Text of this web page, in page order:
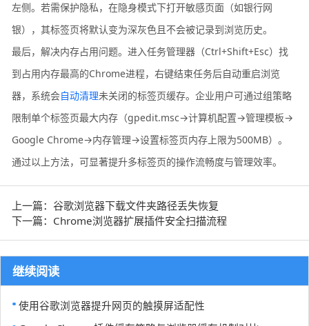
左侧。若需保护隐私，在隐身模式下打开敏感页面（如银行网
银），其标签页将默认变为深灰色且不会被记录到浏览历史。
最后，解决内存占用问题。进入任务管理器（Ctrl+Shift+Esc）找
到占用内存最高的Chrome进程，右键结束任务后自动重启浏览
器，系统会自动清理未关闭的标签页缓存。企业用户可通过组策略
限制单个标签页最大内存（gpedit.msc→计算机配置→管理模板→
Google Chrome→内存管理→设置标签页内存上限为500MB）。
通过以上方法，可显著提升多标签页的操作流畅度与管理效率。
上一篇：谷歌浏览器下载文件夹路径丢失恢复
下一篇：Chrome浏览器扩展插件安全扫描流程
继续阅读
使用谷歌浏览器提升网页的触摸屏适配性